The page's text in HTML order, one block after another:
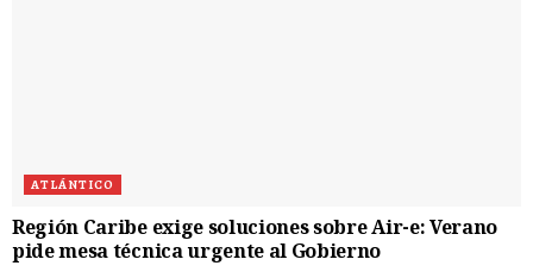
ATLÁNTICO
Región Caribe exige soluciones sobre Air-e: Verano
pide mesa técnica urgente al Gobierno